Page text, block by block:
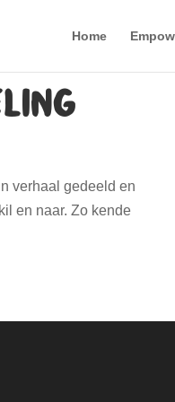
Home
verhaal gedeeld en
en naar. Zo kende